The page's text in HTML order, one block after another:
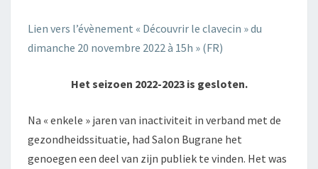
Lien vers l’évènement « Découvrir le clavecin » du
dimanche 20 novembre 2022 à 15h » (FR)
Het seizoen 2022-2023 is gesloten.
Na « enkele » jaren van inactiviteit in verband met de
gezondheidssituatie, had Salon Bugrane het
genoegen een deel van zijn publiek te vinden. Het was